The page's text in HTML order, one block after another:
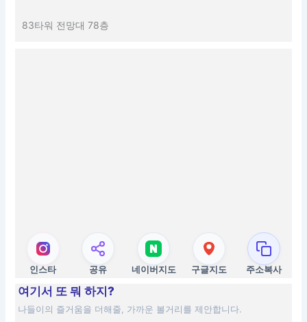
83타워 전망대 78층
인스타 공유 네이버지도 구글지도 주소복사
여기서 또 뭐 하지?
나들이의 즐거움을 더해줄, 가까운 볼거리를 제안합니다.